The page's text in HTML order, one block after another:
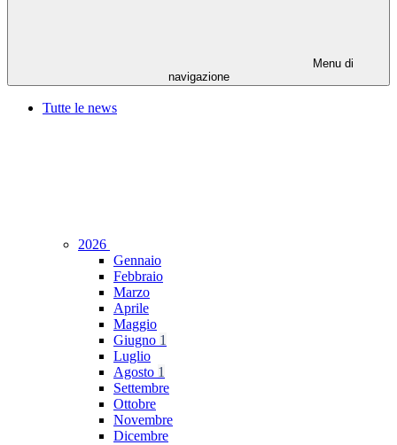
Menu di
navigazione
Tutte le news
2026
Gennaio
Febbraio
Marzo
Aprile
Maggio
Giugno 1
Luglio
Agosto 1
Settembre
Ottobre
Novembre
Dicembre